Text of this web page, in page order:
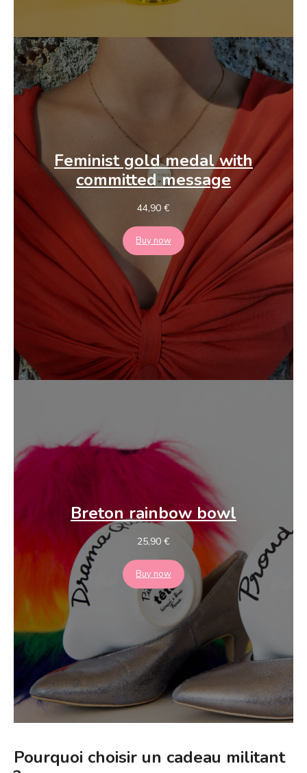
Feminist gold medalwith
committed message
44,90 €
Buy now
Bretonrainbow bowl
25,90 €
Buy now
Pourquoi choisir un cadeau militant